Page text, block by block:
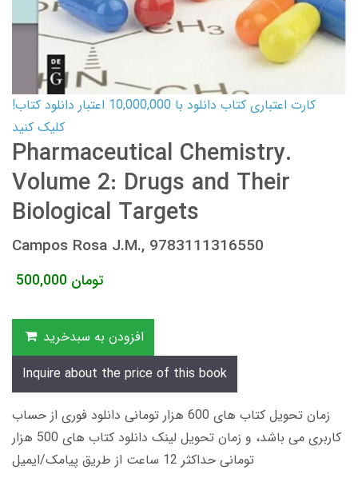
کارت اعتباری کتاب دانلود با 10,000,000 اعتبار دانلود کتاب!
کلیک کنید
Pharmaceutical Chemistry.
Volume 2: Drugs and Their
Biological Targets
Campos Rosa J.M., 9783111316550
500,000 تومان
افزودن به سبدخرید
Inquire about the price of this book
زمان تحویل کتاب های 600 هزار تومانی دانلود فوری از حساب
کاربری می باشد، و زمان تحویل لینک دانلود کتاب های 500 هزار
تومانی حداکثر 12 ساعت از طریق پیامک/ایمیل